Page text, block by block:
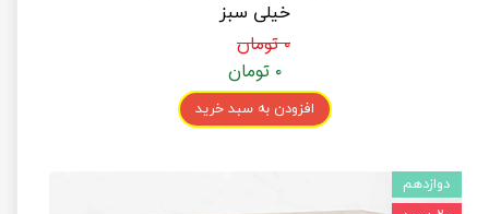
خیلی سبز
۰ تومان
۰ تومان
افزودن به سبد خرید
دوازدهم